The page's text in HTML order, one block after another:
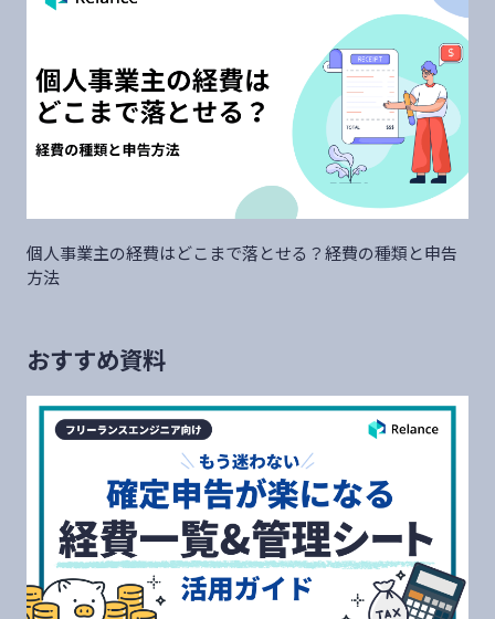
個人事業主の経費はどこまで落とせる？経費の種類と申告
方法
おすすめ資料